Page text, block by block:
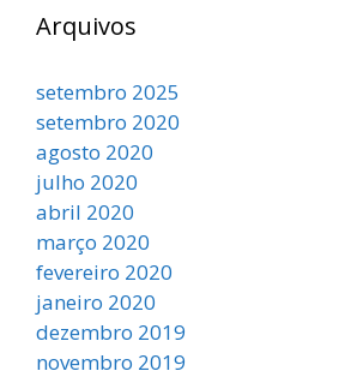
Arquivos
setembro 2025
setembro 2020
agosto 2020
julho 2020
abril 2020
março 2020
fevereiro 2020
janeiro 2020
dezembro 2019
novembro 2019